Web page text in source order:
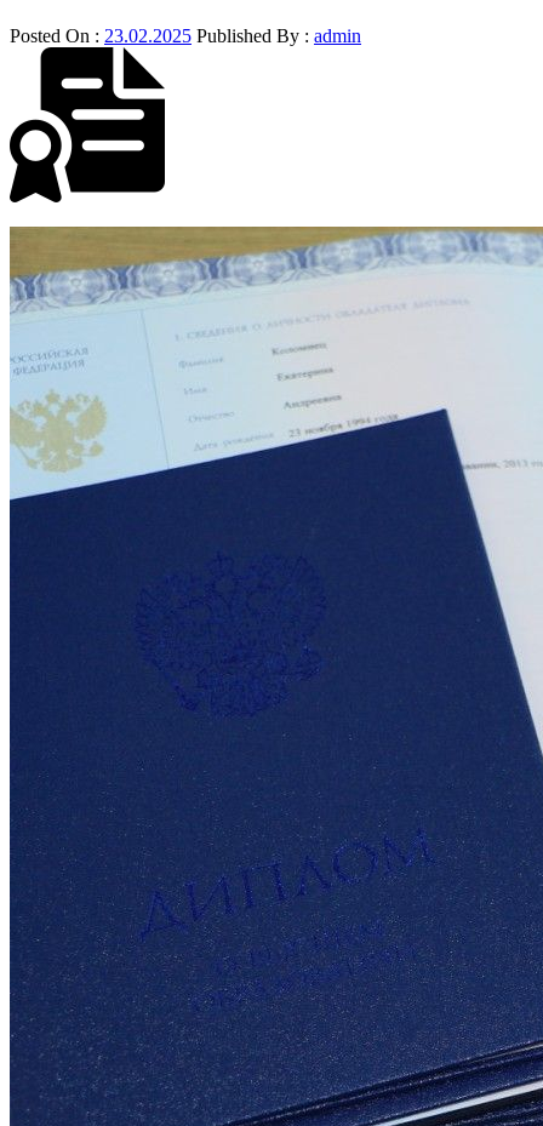
Posted On : 23.02.2025 Published By : admin